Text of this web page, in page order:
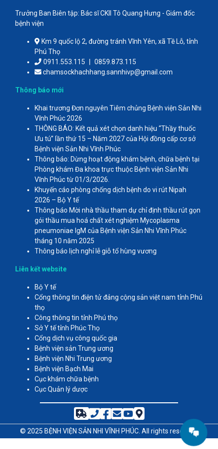
Trưởng Ban Biên tập: Bác sĩ CKII Tô Quang Hưng - Giám đốc
bệnh viện
Km 9 quốc lộ 2, đường tránh Vĩnh Yên, xã Tề Lỗ, tỉnh
Phú Thọ
0911.553.115
0859.873.115
chamsockhachhang.sannhivp@gmail.com
Thông báo mới
Khai trương Đơn nguyên Tiêm chủng Bệnh viện Sản Nhi
Vĩnh Phúc 2026
THÔNG BÁO: Kết quả xét chọn danh hiệu “Thầy thuốc
Ưu tú” lần thứ 15 – Năm 2027 của Hội đồng cấp cơ sở
Bệnh viện Sản Nhi Vĩnh Phúc
Thông báo: Dừng hoạt động khám bệnh, chữa bệnh tại
Phòng khám Đa khoa trực thuộc Bệnh viện Sản Nhi
Vĩnh Phúc từ 01/3/2026.
Khuyến cáo phòng chống dịch bệnh do vi rút Nipah
2026 – Bộ Y tế
Thông báo Mời nhà thầu tham dự chỉ định thầu rút gọn
gói thầu mua hoá chất xét nghiệm Mycoplasma
pneumoniae IgM của Bệnh viện Sản Nhi Vĩnh Phúc
tháng 10 năm 2025
Thông báo lịch nghỉ lễ giỗ tổ hùng vương
Liên kết website
Bộ Y tế
Cổng thông tin điện tử đảng cộng sản việt nam tỉnh Phú
thọ
Công thông tin tỉnh Phú thọ
Sở Y tế tỉnh Phúc Thọ
Cổng dịch vụ công quốc gia
Bệnh viện sản Trung ương
Bệnh viện Nhi Trung ương
Bệnh viện Bạch Mai
Cục khám chữa bệnh
Cục Quản lý dược
© 2025 BỆNH VIỆN SẢN NHI VĨNH PHÚC. All rights reserved.